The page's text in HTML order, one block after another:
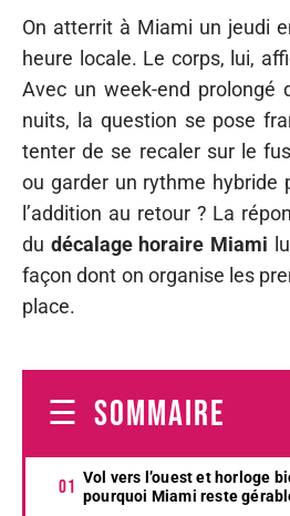
On atterrit à Miami un jeudi
heure locale. Le corps, lui,
Avec un week-end prolongé
nuits, la question se pose
tenter de se recaler sur le
ou garder un rythme hybride
l’addition au retour ? La
du décalage horaire Miami
façon dont on organise les
place.
SOMMAIRE
Vol vers l’ouest et horloge
pourquoi Miami reste